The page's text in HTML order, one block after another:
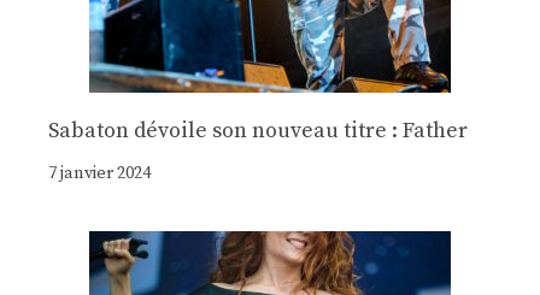
Sabaton dévoile son nouveau titre : Father
7 janvier 2024